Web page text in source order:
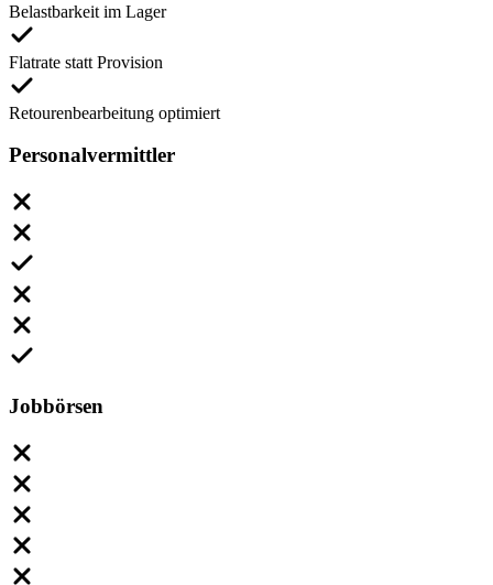
Belastbarkeit im Lager
Flatrate statt Provision
Retourenbearbeitung optimiert
Personalvermittler
Jobbörsen